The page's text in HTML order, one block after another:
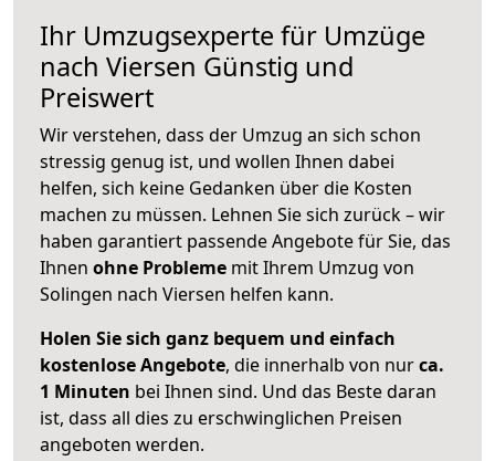
Ihr Umzugsexperte für Umzüge
nach Viersen Günstig und
Preiswert
Wir verstehen, dass der Umzug an sich schon
stressig genug ist, und wollen Ihnen dabei
helfen, sich keine Gedanken über die Kosten
machen zu müssen. Lehnen Sie sich zurück – wir
haben garantiert passende Angebote für Sie, das
Ihnen ohne Probleme mit Ihrem Umzug von
Solingen nach Viersen helfen kann.
Holen Sie sich ganz bequem und einfach
kostenlose Angebote, die innerhalb von nurca.
1 Minuten bei Ihnen sind. Und das Beste daran
ist, dass all dies zu erschwinglichen Preisen
angeboten werden.